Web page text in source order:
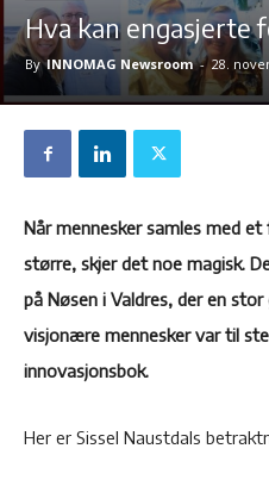
Hva kan engasjerte
By INNOMAG Newsroom - 28.
Når mennesker samles med
større, skjer det noe magisk.
på Nøsen i Valdres, der en
visjonære mennesker var til
innovasjonsbok.
Her er Sissel Naustdals